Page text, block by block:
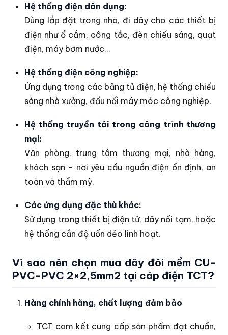
Hệ thống điện dân dụng:
Dùng lắp đặt trong nhà, đi dây cho các thiết bị
điện như ổ cắm, công tắc, đèn chiếu sáng, quạt
điện, máy bơm nước…
Hệ thống điện công nghiệp:
Ứng dụng trong các bảng tủ điện, hệ thống chiếu
sáng nhà xưởng, đấu nối máy móc công nghiệp.
Hệ thống truyền tải trong công trình thương
mại:
Văn phòng, trung tâm thương mại, nhà hàng,
khách sạn – nơi yêu cầu nguồn điện ổn định, an
toàn và thẩm mỹ.
Các ứng dụng đặc thù khác:
Sử dụng trong thiết bị điện tử, dây nối tạm, hoặc
hệ thống cần độ uốn dẻo linh hoạt.
Vì sao nên chọn mua dây đôi mềm CU-
PVC-PVC 2×2,5mm2 tại cáp điện TCT?
Hàng chính hãng, chất lượng đảm bảo
TCT cam kết cung cấp sản phẩm đạt chuẩn,